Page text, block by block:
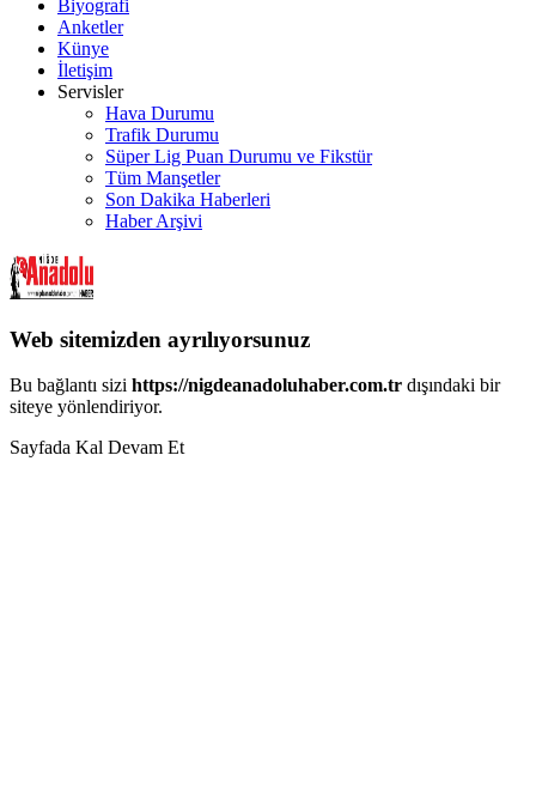
Biyografi
Anketler
Künye
İletişim
Servisler
Hava Durumu
Trafik Durumu
Süper Lig Puan Durumu ve Fikstür
Tüm Manşetler
Son Dakika Haberleri
Haber Arşivi
Web sitemizden ayrılıyorsunuz
Bu bağlantı sizi https://nigdeanadoluhaber.com.tr dışındaki bir
siteye yönlendiriyor.
Sayfada Kal Devam Et